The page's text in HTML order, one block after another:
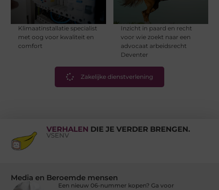
Klimaatinstallatie specialist
met oog voor kwaliteit en
comfort
Inzicht in paard en recht
voor wie zoekt naar een
advocaat arbeidsrecht
Deventer
Zakelijke dienstverlening
VERHALEN DIE JE VERDER BRENGEN.
VSENV
Media en Beroemde mensen
Een nieuw 06-nummer kopen? Ga voor